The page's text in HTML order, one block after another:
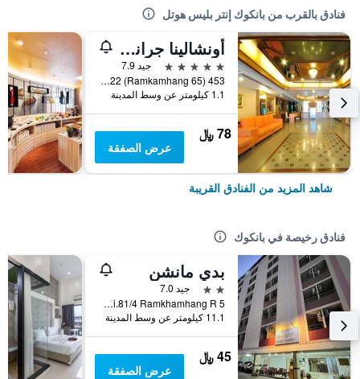
فنادق بالقرب من بانكوك إنتر بليس هوتل
أونشالينا جراند هوتل
5 نجوم
جيد 7.9
453 Lad Prao122 (Ramkamhang 65), بانكوك, تايلاند
1.1 كيلومتر عن وسط المدينة
78 ﷼
عرض الصفقة
شاهد المزيد من الفنادق القريبة
فنادق رخيصة في بانكوك
بدي مانشن
2 نجمتين
جيد 7.0
5 Soi.81/4 Ramkhamhang R., بانكوك, تايلاند
11.1 كيلومتر عن وسط المدينة
45 ﷼
عرض الصفقة